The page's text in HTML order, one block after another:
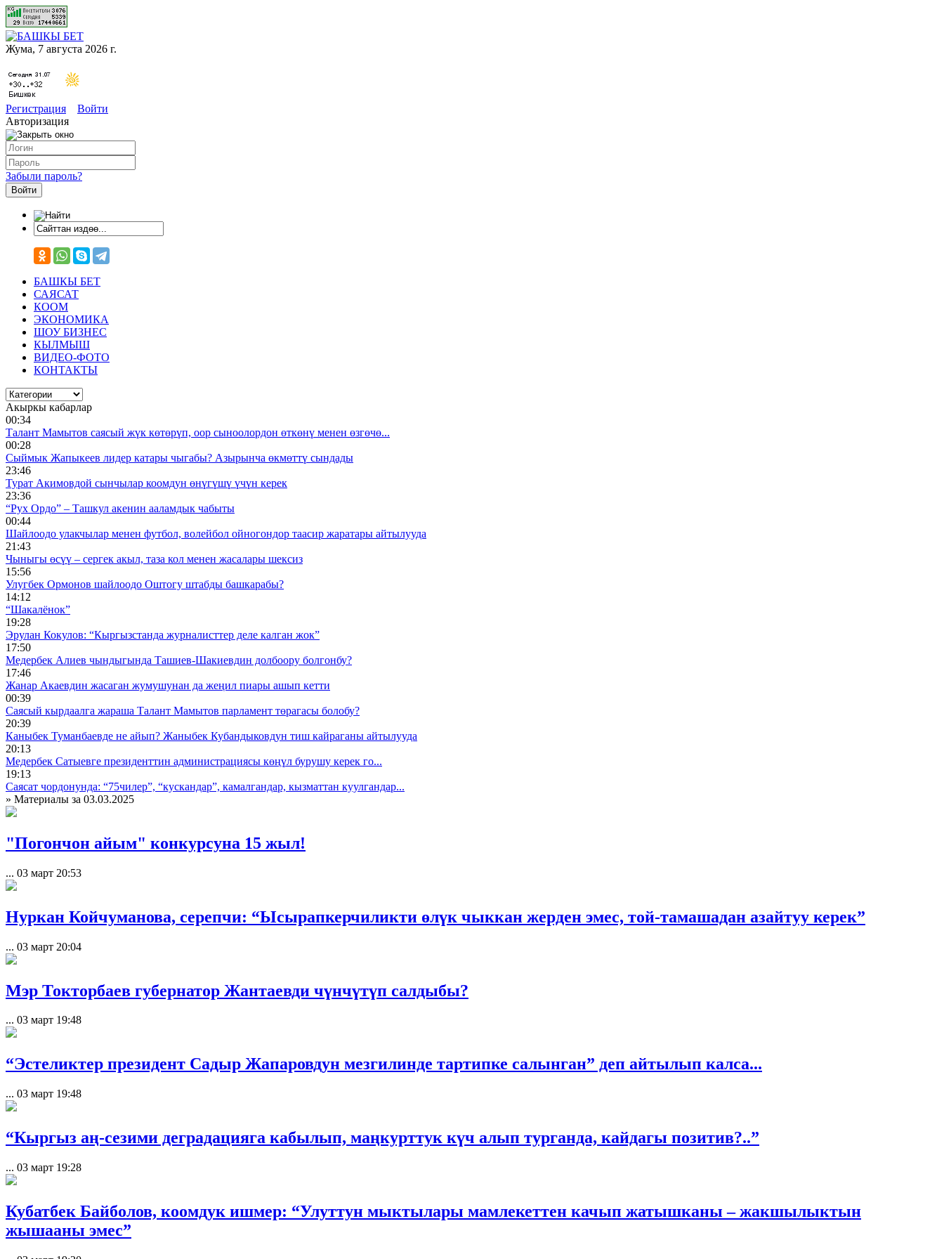
Жума, 7 августа 2026 г.
Регистрация
Войти
Авторизация
Забыли пароль?
БАШКЫ БЕТ
САЯСАТ
КООМ
ЭКОНОМИКА
ШОУ БИЗНЕС
КЫЛМЫШ
ВИДЕО-ФОТО
КОНТАКТЫ
Акыркы кабарлар
00:34
Талант Мамытов саясый жүк көтөрүп, оор сыноолордон өткөнү менен өзгөчө...
00:28
Сыймык Жапыкеев лидер катары чыгабы? Азырынча өкмөттү сындады
23:46
Турат Акимовдой сынчылар коомдун өнүгүшү үчүн керек
23:36
“Рух Ордо” – Ташкул акенин ааламдык чабыты
00:44
Шайлоодо улакчылар менен футбол, волейбол ойногондор таасир жаратары айтылууда
21:43
Чыныгы өсүү – сергек акыл, таза кол менен жасалары шексиз
15:56
Улугбек Ормонов шайлоодо Оштогу штабды башкарабы?
14:12
“Шакалёнок”
19:28
Эрулан Кокулов: “Кыргызстанда журналисттер деле калган жок”
17:50
Медербек Алиев чындыгында Ташиев-Шакиевдин долбоору болгонбу?
17:46
Жанар Акаевдин жасаган жумушунан да жеңил пиары ашып кетти
00:39
Саясый кырдаалга жараша Талант Мамытов парламент төрагасы болобу?
20:39
Каныбек Туманбаевде не айып? Жаныбек Кубандыковдун тиш кайраганы айтылууда
20:13
Медербек Сатыевге президенттин администрациясы көңүл бурушу керек го...
19:13
Саясат чордонунда: “75чилер”, “кускандар”, камалгандар, кызматтан куулгандар...
» Материалы за 03.03.2025
"Погончон айым" конкурсуна 15 жыл!
... 03 март 20:53
Нуркан Койчуманова, серепчи: “Ысырапкерчиликти өлүк чыккан жерден эмес, той-тамашадан азайтуу керек”
... 03 март 20:04
Мэр Токторбаев губернатор Жантаевди чүнчүтүп салдыбы?
... 03 март 19:48
“Эстеликтер президент Садыр Жапаровдун мезгилинде тартипке салынган” деп айтылып калса...
... 03 март 19:48
“Кыргыз аң-сезими деградацияга кабылып, маңкурттук күч алып турганда, кайдагы позитив?..”
... 03 март 19:28
Кубатбек Байболов, коомдук ишмер: “Улуттун мыктылары мамлекеттен качып жатышканы – жакшылыктын
жышааны эмес”